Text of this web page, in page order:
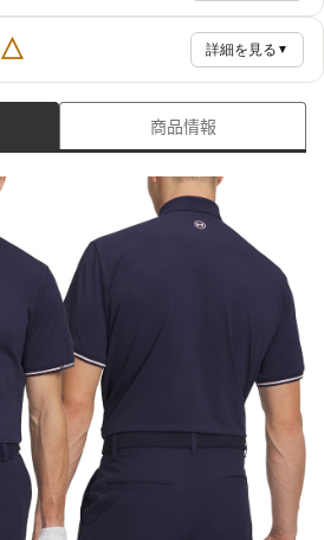
△ 詳細を見る ▼
商品情報